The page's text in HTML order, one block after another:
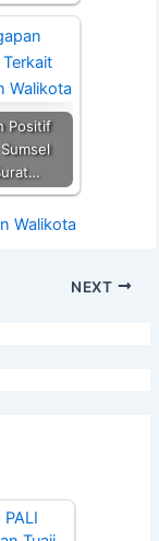
Positif
Walikota
NEXT